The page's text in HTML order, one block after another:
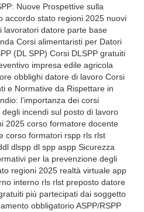
Nuove Prospettive sulla
accordo stato regioni 2025 nuovi
lavoratori datore parte base
Corsi alimentaristi per Datori
(DL SPP) Corsi DLSPP gratuiti
impresa edile agricola
obblighi datore di lavoro Corsi
e Normative da Rispettare in
l’importanza dei corsi
incendi sul posto di lavoro
2025 corso formatore docente
corso formatori rspp rls rlst
dlspp dl spp aspp Sicurezza
per la prevenzione degli
regioni 2025 realtà virtuale app
interno rls rlst preposto datore
più partecipati dai soggetto
obbligatorio ASPP/RSPP